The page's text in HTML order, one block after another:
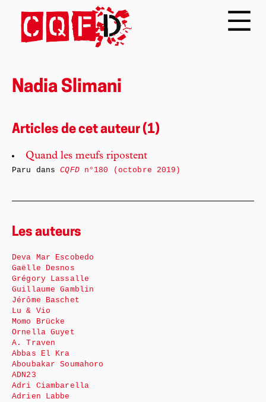
Nadia Slimani
Articles de cet auteur (1)
Quand les meufs ripostent
Paru dansCQFDn°180 (octobre 2019)
Les auteurs
Deva Mar Escobedo
Gaëlle Desnos
Grégory Lassalle
Guillaume Gamblin
Jérôme Baschet
Lu & Vio
Momo Brücke
Ornella Guyet
A. Traven
Abbas El Kra
Aboubakar Soumahoro
ADN23
Adri Ciambarella
Adrien Labbe